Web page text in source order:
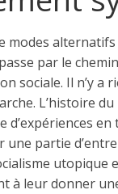
modes
par le
sociale. Il n’y a
L’histoire
d’expériences
partie
utopique
à leur donner